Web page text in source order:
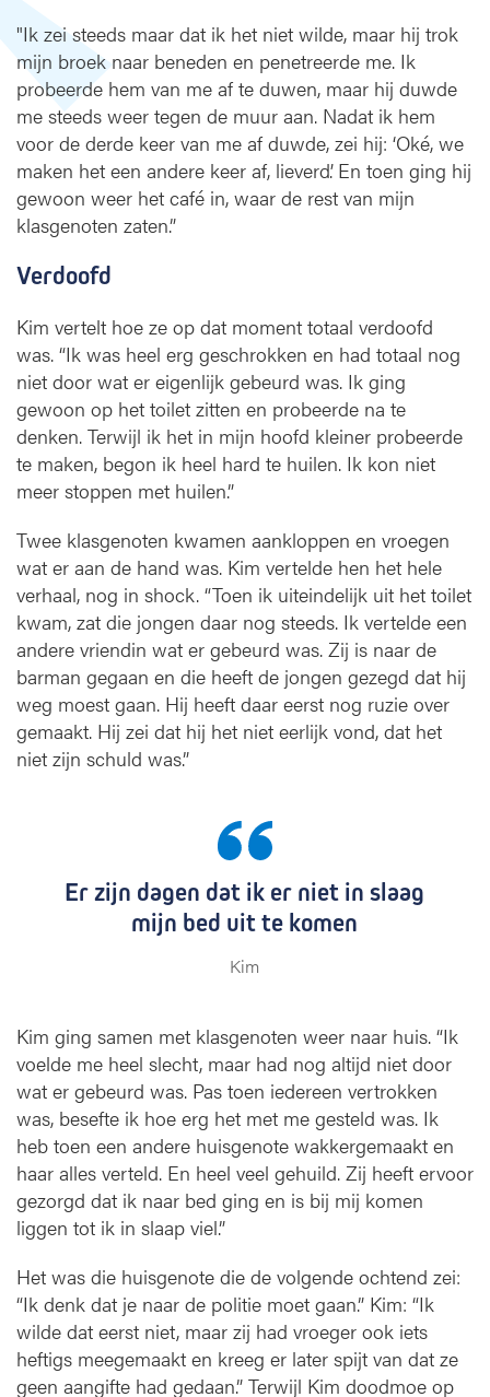
"Ik zei steeds maar dat ik het niet wilde, maar hij trok
mijn broek naar beneden en penetreerde me. Ik
probeerde hem van me af te duwen, maar hij duwde
me steeds weer tegen de muur aan. Nadat ik hem
voor de derde keer van me af duwde, zei hij: ‘Oké, we
maken het een andere keer af, lieverd’. En toen ging hij
gewoon weer het café in, waar de rest van mijn
klasgenoten zaten.”
Verdoofd
Kim vertelt hoe ze op dat moment totaal verdoofd
was. “Ik was heel erg geschrokken en had totaal nog
niet door wat er eigenlijk gebeurd was. Ik ging
gewoon op het toilet zitten en probeerde na te
denken. Terwijl ik het in mijn hoofd kleiner probeerde
te maken, begon ik heel hard te huilen. Ik kon niet
meer stoppen met huilen.”
Twee klasgenoten kwamen aankloppen en vroegen
wat er aan de hand was. Kim vertelde hen het hele
verhaal, nog in shock. “Toen ik uiteindelijk uit het toilet
kwam, zat die jongen daar nog steeds. Ik vertelde een
andere vriendin wat er gebeurd was. Zij is naar de
barman gegaan en die heeft de jongen gezegd dat hij
weg moest gaan. Hij heeft daar eerst nog ruzie over
gemaakt. Hij zei dat hij het niet eerlijk vond, dat het
niet zijn schuld was.”
Er zijn dagen dat ik er niet in slaag
mijn bed uit te komen
Kim
Kim ging samen met klasgenoten weer naar huis. “Ik
voelde me heel slecht, maar had nog altijd niet door
wat er gebeurd was. Pas toen iedereen vertrokken
was, besefte ik hoe erg het met me gesteld was. Ik
heb toen een andere huisgenote wakkergemaakt en
haar alles verteld. En heel veel gehuild. Zij heeft ervoor
gezorgd dat ik naar bed ging en is bij mij komen
liggen tot ik in slaap viel.”
Het was die huisgenote die de volgende ochtend zei:
“Ik denk dat je naar de politie moet gaan.” Kim: “Ik
wilde dat eerst niet, maar zij had vroeger ook iets
heftigs meegemaakt en kreeg er later spijt van dat ze
geen aangifte had gedaan.” Terwijl Kim doodmoe op